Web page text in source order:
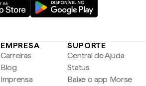
EMPRESA
Carreiras
Blog
Imprensa
SUPORTE
Central de Ajuda
Status
Baixe o app Morse